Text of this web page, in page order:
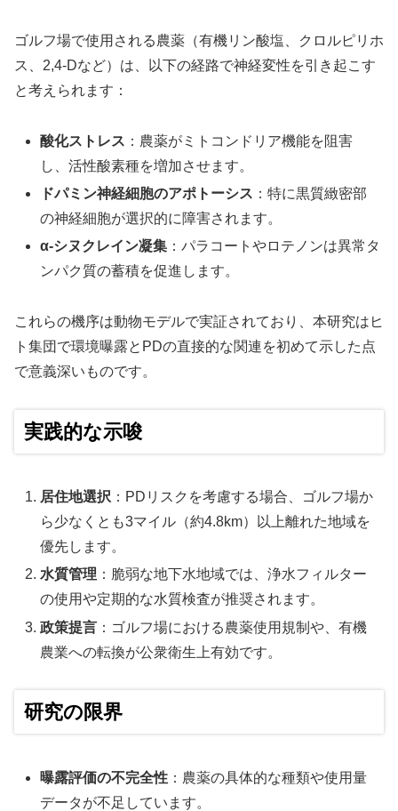
ゴルフ場で使用される農薬（有機リン酸塩、クロルピリホ
ス、2,4-Dなど）は、以下の経路で神経変性を引き起こす
と考えられます：
酸化ストレス ：農薬がミトコンドリア機能を阻害
し、活性酸素種を増加させます。
ドパミン神経細胞のアポトーシス ：特に黒質緻密部
の神経細胞が選択的に障害されます。
α-シヌクレイン凝集 ：パラコートやロテノンは異常タ
ンパク質の蓄積を促進します。
これらの機序は動物モデルで実証されており、本研究はヒ
ト集団で環境曝露とPDの直接的な関連を初めて示した点
で意義深いものです。
実践的な示唆
居住地選択 ：PDリスクを考慮する場合、ゴルフ場か
ら少なくとも3マイル（約4.8km）以上離れた地域を
優先します。
水質管理 ：脆弱な地下水地域では、浄水フィルター
の使用や定期的な水質検査が推奨されます。
政策提言 ：ゴルフ場における農薬使用規制や、有機
農業への転換が公衆衛生上有効です。
研究の限界
曝露評価の不完全性 ：農薬の具体的な種類や使用量
データが不足しています。